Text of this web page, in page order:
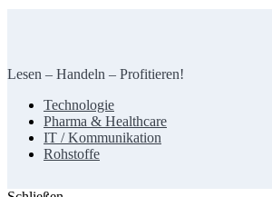
Lesen – Handeln – Profitieren!
Technologie
Pharma & Healthcare
IT / Kommunikation
Rohstoffe